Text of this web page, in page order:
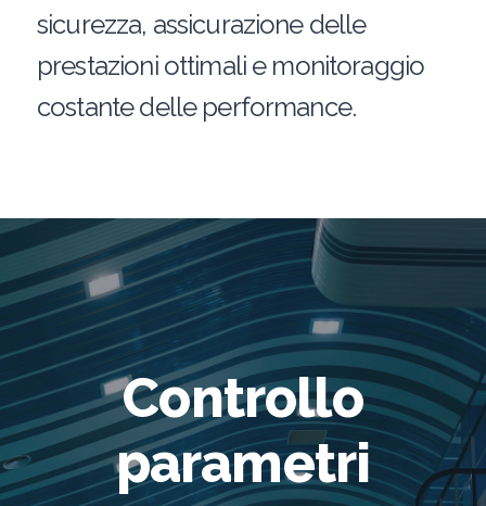
sicurezza, assicurazione delle
prestazioni ottimali e monitoraggio
costante delle performance.
Controllo
parametri